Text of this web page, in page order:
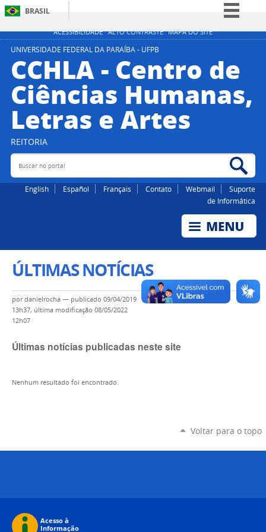
ACESSIBILIDADE ALTO CONTRASTE MAPA DO SITE
BRASIL
Simplifique!
Participe
Legislação
Canais
UNIVERSIDADE FEDERAL DA PARAÍBA - UFPB
CCHLA - Centro de
Ciências Humanas,
Letras e Artes
REITORIA
Buscar no portal
English Español Français Contato Webmail
Suporte
de Informática
ÚLTIMAS NOTÍCIAS
pordanielrocha — publicado 09/04/2019
13h37, última modificação 08/05/2022
12h07
Últimas notícias publicadas neste site
Nenhum resultado foi encontrado.
Voltar para o topo